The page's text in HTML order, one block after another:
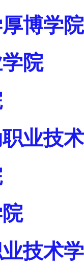
博学院
院
业技
技术